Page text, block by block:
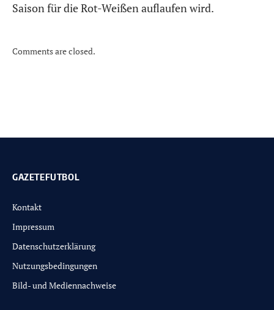
Saison für die Rot-Weißen auflaufen wird.
Comments are closed.
GAZETEFUTBOL
Kontakt
Impressum
Datenschutzerklärung
Nutzungsbedingungen
Bild- und Mediennachweise